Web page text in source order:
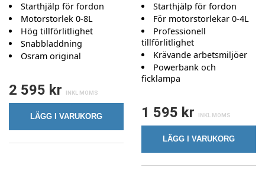
Starthjälp för fordon
Motorstorlek 0-8L
Hög tillförlitlighet
Snabbladdning
Osram original
2 595 kr
LÄGG I VARUKORG
Starthjälp för fordon
För motorstorlekar 0-4L
Professionell
tillförlitlighet
Krävande arbetsmiljöer
Powerbank och
ficklampa
1 595 kr
LÄGG I VARUKORG